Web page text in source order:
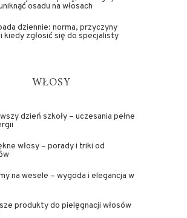
osadu na włosach
dziennie: norma, przyczyny
kiedy zgłosić się do specjalisty
WŁOSY
dzień szkoły – uczesania pełne
włosy – porady i triki od
na wesele – wygoda i elegancja w
produkty do pielęgnacji włosów